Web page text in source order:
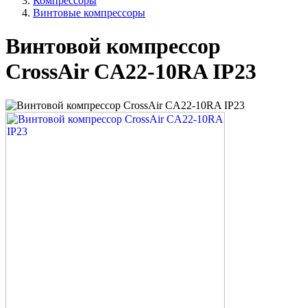
Винтовые компрессоры
Винтовой компрессор
CrossAir CA22-10RA IP23